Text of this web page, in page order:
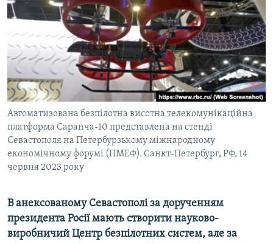
ВІДЕОУРОКИ «ELIFBE»
СВІДЧЕННЯ ОКУПАЦІЇ
УКРАЇНСЬКА ПРОБЛЕМА КРИМУ
ІНФОГРАФІКА
Русский
Qırımtatar
ДОЛУЧАЙСЯ!
Усі сайти RFE/RL
Автоматизована безпілотна висотна телекомунікаційна
платформа Саранча-10 представлена на стенді
Севастополя на Петербурзькому міжнародному
економічному форумі (ПМЕФ). Санкт-Петербург, РФ, 14
червня 2023 року
В анексованому Севастополі за дорученням
президента Росії мають створити науково-
виробничий Центр безпілотних систем, але за